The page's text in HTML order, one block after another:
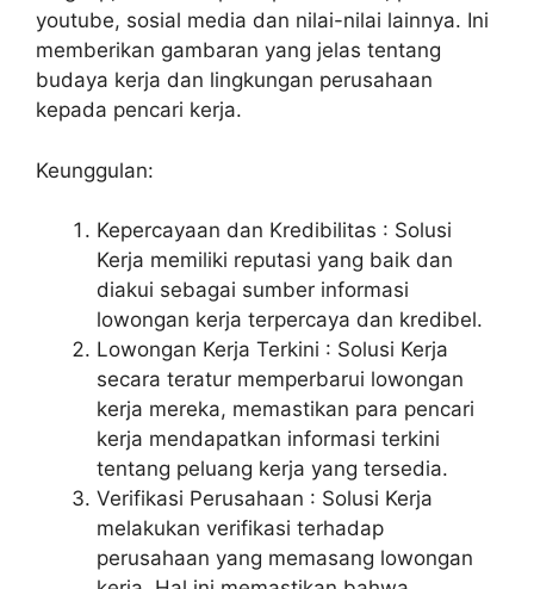
youtube, sosial media dan nilai-nilai lainnya. Ini
memberikan gambaran yang jelas tentang
budaya kerja dan lingkungan perusahaan
kepada pencari kerja.
Keunggulan:
Kepercayaan dan Kredibilitas : Solusi
Kerja memiliki reputasi yang baik dan
diakui sebagai sumber informasi
lowongan kerja terpercaya dan kredibel.
Lowongan Kerja Terkini : Solusi Kerja
secara teratur memperbarui lowongan
kerja mereka, memastikan para pencari
kerja mendapatkan informasi terkini
tentang peluang kerja yang tersedia.
Verifikasi Perusahaan : Solusi Kerja
melakukan verifikasi terhadap
perusahaan yang memasang lowongan